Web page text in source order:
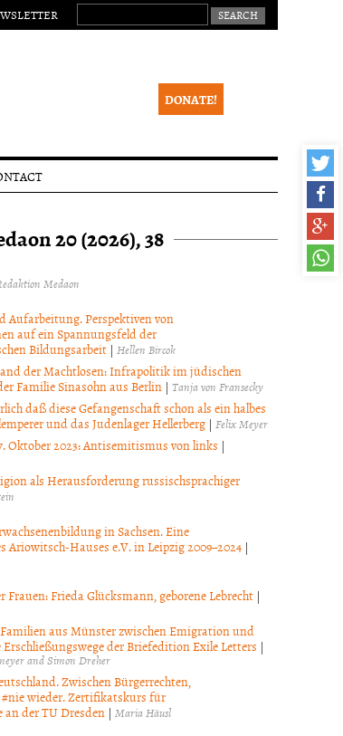
SEARCH FOR:
DONATE!
Newsletter20 (2026), 38
Medaon
Aufarbeitung. Perspektiven von
auf ein Spannungsfeld der
Bildungsarbeit| Hellen Bircok
der Machtlosen: Infrapolitik im jüdischen
Familie Sinasohn aus Berlin| Tanja von Fransecky
daß diese Gefangenschaft schon als ein halbes
und das Judenlager Hellerberg| Felix Meyer
Oktober 2023: Antisemitismus von links |
als Herausforderung russischsprachiger
in Sachsen. Eine
Ariowitsch-Hauses e.V. in Leipzig 2009–2024|
Frieda Glücksmann, geborene Lebrecht |
aus Münster zwischen Emigration und
der Briefedition Exile Letters |
and Simon Dreher
Zwischen Bürgerrechten,
wieder. Zertifikatskurs für
der TU Dresden| Maria Häusl